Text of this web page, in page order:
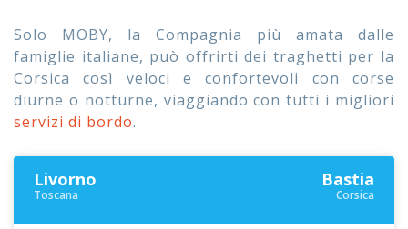
Solo MOBY, la Compagnia più amata dalle
famiglie italiane, può offrirti dei traghetti per la
Corsica così veloci e confortevoli con corse
diurne o notturne, viaggiando con tutti i migliori
servizi di bordo.
Livorno
Toscana
Bastia
Corsica